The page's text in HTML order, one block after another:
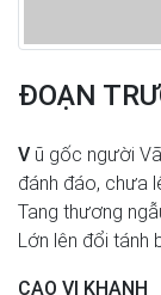
ĐOẠN
V ũ gốc người
đánh đáo, chưa
Tang thương
Lớn lên đổi tánh
CAO VI KHANH